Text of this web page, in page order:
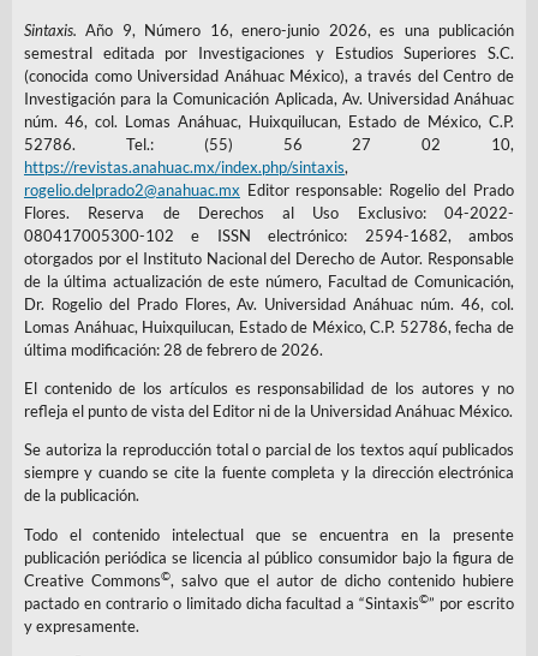
Sintaxis.Año 9, Número 16, enero-junio 2026, es una publicación
semestral editada por Investigaciones y Estudios Superiores S.C.
(conocida como Universidad Anáhuac México), a través del Centro de
Investigación para la Comunicación Aplicada, Av. Universidad Anáhuac
núm. 46, col. Lomas Anáhuac, Huixquilucan, Estado de México, C.P.
52786. Tel.: (55) 56 27 02 10,
https://revistas.anahuac.mx/index.php/sintaxis,
rogelio.delprado2@anahuac.mx Editor responsable: Rogelio del Prado
Flores. Reserva de Derechos al Uso Exclusivo: 04-2022-
080417005300-102 e ISSN electrónico: 2594-1682, ambos
otorgados por el Instituto Nacional del Derecho de Autor. Responsable
de la última actualización de este número, Facultad de Comunicación,
Dr. Rogelio del Prado Flores, Av. Universidad Anáhuac núm. 46, col.
Lomas Anáhuac, Huixquilucan, Estado de México, C.P. 52786, fecha de
última modificación: 28 de febrero de 2026.
El contenido de los artículos es responsabilidad de los autores y no
refleja el punto de vista del Editor ni de la Universidad Anáhuac México.
Se autoriza la reproducción total o parcial de los textos aquí publicados
siempre y cuando se cite la fuente completa y la dirección electrónica
de la publicación.
Todo el contenido intelectual que se encuentra en la presente
publicación periódica se licencia al público consumidor bajo la figura de
Creative Commons©, salvo que el autor de dicho contenido hubiere
pactado en contrario o limitado dicha facultad a “Sintaxis©” por escrito
y expresamente.